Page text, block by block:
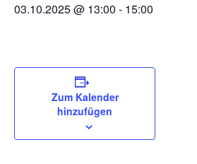
03.10.2025 @ 13:00 - 15:00
Zum Kalender
hinzufügen